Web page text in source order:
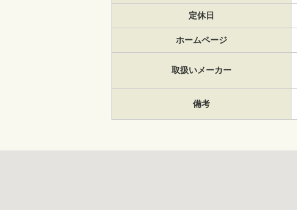
定休日
ホームページ
取扱いメーカー
備考